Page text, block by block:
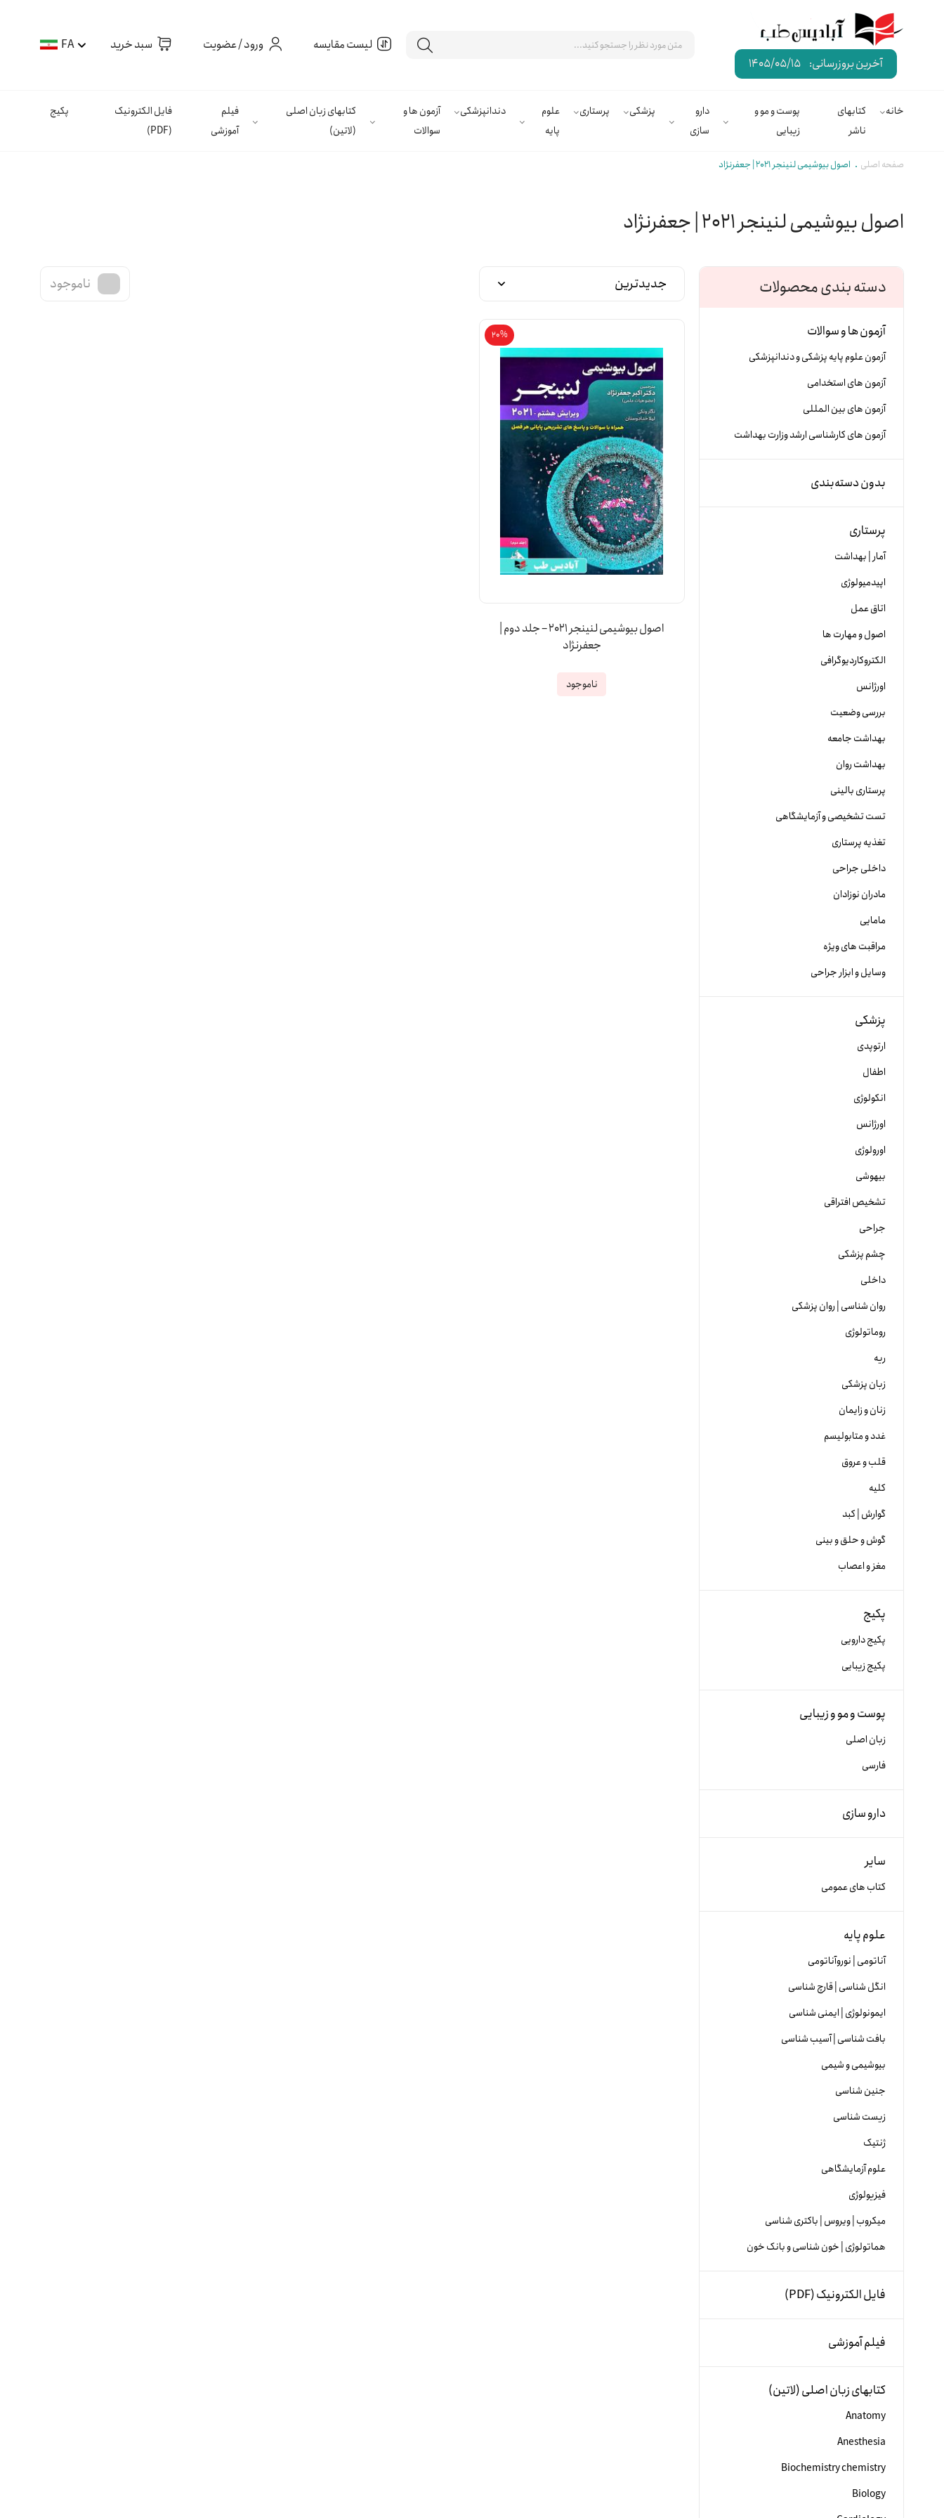
آخرین بروزرسانی: 1405/05/15
لیست مقایسه ورود / عضویت سبد خرید FA
خانه
کتابهای
ناشر
پوست و مو و
زیبایی
دارو
سازی
پزشکی پرستاری
علوم
پایه
دندانپزشکی
آزمون ها و
سوالات
کتابهای زبان اصلی
(لاتین)
فیلم
آموزشی
فایل الکترونیک
(PDF)
پکیج
صفحه اصلی اصول بیوشیمی لنینجر 2021 | جعفرنژاد
اصول بیوشیمی لنینجر 2021 | جعفرنژاد
دسته بندی محصولات
آزمون ها و سوالات
آزمون علوم پایه پزشکی و دندانپزشکی
آزمون های استخدامی
آزمون های بین المللی
آزمون های کارشناسی ارشد وزارت بهداشت
بدون دسته‌بندی
پرستاری
آمار | بهداشت
اپیدمیولوژی
اتاق عمل
اصول و مهارت ها
الکتروکاردیوگرافی
اورژانس
بررسی وضعیت
بهداشت جامعه
بهداشت روان
پرستاری بالینی
تست تشخیصی و آزمایشگاهی
تغذیه پرستاری
داخلی جراحی
مادران نوزادان
مامایی
مراقبت های ویژه
وسایل و ابزار جراحی
پزشکی
ارتوپدی
اطفال
انکولوژی
اورژانس
اورولوژی
بیهوشی
تشخیص افتراقی
جراحی
چشم پزشکی
داخلی
روان شناسی | روان پزشکی
روماتولوژی
ریه
زبان پزشکی
زنان و زایمان
غدد و متابولیسم
قلب و عروق
کلیه
گوارش | کبد
گوش و حلق و بینی
مغز و اعصاب
پکیج
پکیج دارویی
پکیج زیبایی
پوست و مو و زیبایی
زبان اصلی
فارسی
دارو سازی
سایر
کتاب های عمومی
علوم پایه
آناتومی | نوروآناتومی
انگل شناسی | قارچ شناسی
ایمونولوژی | ایمنی شناسی
بافت شناسی | آسیب شناسی
بیوشیمی و شیمی
جنین شناسی
زیست شناسی
ژنتیک
علوم آزمایشگاهی
فیزیولوژی
میکروب | ویروس | باکتری شناسی
هماتولوژی | خون شناسی و بانک خون
فایل الکترونیک (PDF)
فیلم آموزشی
کتابهای زبان اصلی (لاتین)
Anatomy
Anesthesia
Biochemistry chemistry
Biology
ناموجود
20%
اصول بیوشیمی لنینجر 2021 – جلد دوم |
جعفرنژاد
ناموجود